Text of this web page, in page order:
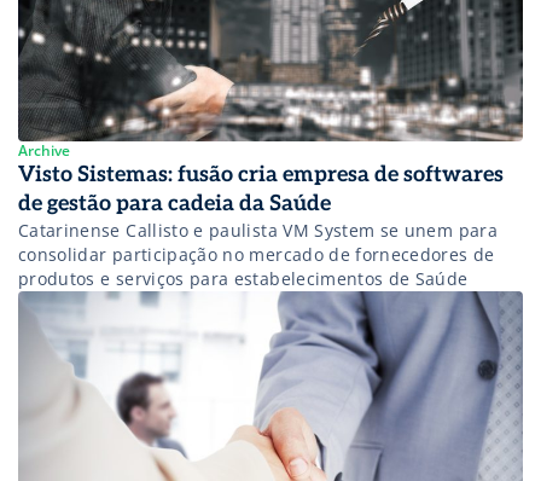
Archive
Visto Sistemas: fusão cria empresa de softwares
de gestão para cadeia da Saúde
Catarinense Callisto e paulista VM System se unem para
consolidar participação no mercado de fornecedores de
produtos e serviços para estabelecimentos de Saúde